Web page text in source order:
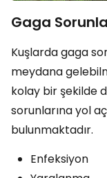
Gaga
Kuşlarda gaga
meydana
kolay bir şekilde
sorunlarına yol
bulunmaktadır.
Enfeksiyon